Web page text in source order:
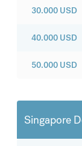
30.000 USD
40.000 USD
50.000 USD
Singapore